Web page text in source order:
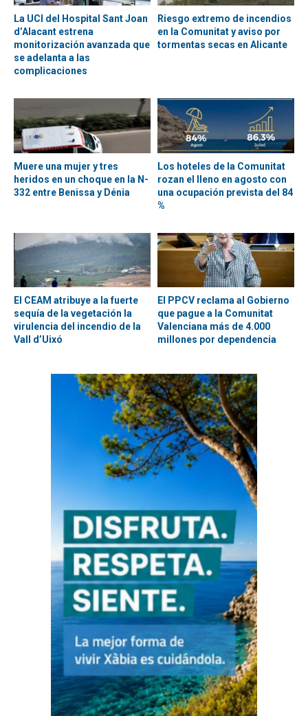
La UCI del Hospital Sant Joan
d’Alacant estrena
monitorización avanzada que
se adelanta a las
complicaciones
Riesgo extremo de incendios
en la Comunitat y aviso por
tormentas secas en Alicante
Muere una mujer y tres
heridos en un choque en la N-
332 entre Benissa y Dénia
Los hoteles de la Comunitat
rozan el lleno en agosto con
una ocupación prevista del 84
%
El CEAM atribuye a la fuerte
sequía de la vegetación la
virulencia del incendio de la
Vall d’Uixó
El PPCV reclama al Gobierno
que pague a la Comunitat
Valenciana más de 4.000
millones por dependencia